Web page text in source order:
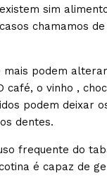
sim
chamamos de
podem
o vinho ,
podem deixar
dentes.
frequente do
é capaz de